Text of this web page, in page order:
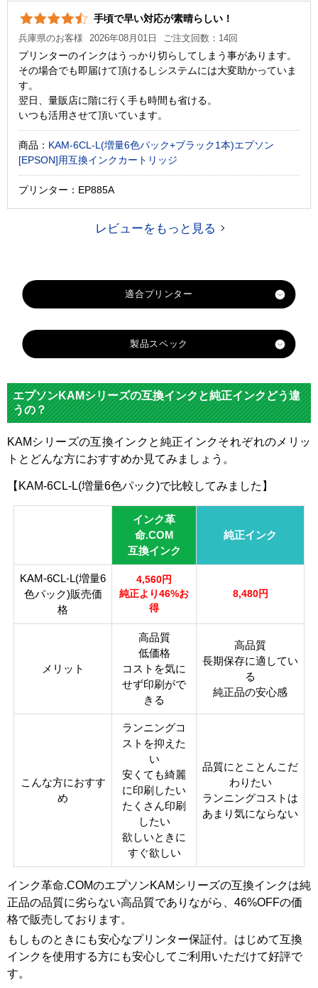
手頃で早い対応が素晴らしい！
兵庫県のお客様 2026年08月01日 ご注文回数：14回
プリンターのインクはうっかり切らしてしまう事があります。
その場合でも即届けて頂けるしシステムには大変助かっていま
す。
翌日、量販店に階に行く手も時間も省ける。
いつも活用させて頂いています。
商品： KAM-6CL-L(増量6色パック+ブラック1本)エプソン
[EPSON]用互換インクカートリッジ
プリンター：EP885A
レビューをもっと見る
製品スペック
メー
カー
エプソン
純正
型番
-BK-
L
KAM
-C-L
KAM
-M-L
KAM
-Y-L
-LC-
-LM-
カラ
ブラ
シア
マゼ
ンタ
イエ
アン
ライ
トマ
タ
顔
料・
染料
染料
ICチ
あり
製品
互換インク
エプソンKAMシリーズの互換インクと純正インクどう違
うの？
KAMシリーズの互換インクと純正インクそれぞれのメリッ
トとどんな方におすすめか見てみましょう。
【KAM-6CL-L(増量6色パック)で比較してみました】
インク革
命.COM
互換インク
純正インク
KAM-6CL-L(増量6
色パック)販売価
格
4,560円
純正より46%お
得
8,480円
メリット
高品質
低価格
コストを気に
せず印刷がで
きる
高品質
長期保存に適してい
る
純正品の安心感
こんな方におすす
め
ランニングコ
ストを抑えた
い
安くても綺麗
に印刷したい
たくさん印刷
したい
欲しいときに
すぐ欲しい
品質にとことんこだ
わりたい
ランニングコストは
あまり気にならない
インク革命.COMのエプソンKAMシリーズの互換インクは純
正品の品質に劣らない高品質でありながら、46%OFFの価
格で販売しております。
もしものときにも安心なプリンター保証付。はじめて互換
インクを使用する方にも安心してご利用いただけて好評で
す。